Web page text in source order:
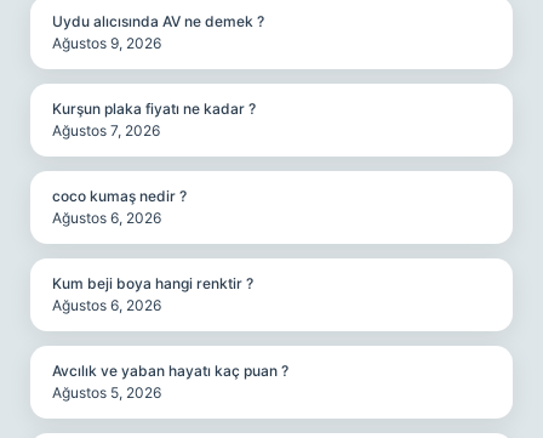
Uydu alıcısında AV ne demek ?
Ağustos 9, 2026
Kurşun plaka fiyatı ne kadar ?
Ağustos 7, 2026
coco kumaş nedir ?
Ağustos 6, 2026
Kum beji boya hangi renktir ?
Ağustos 6, 2026
Avcılık ve yaban hayatı kaç puan ?
Ağustos 5, 2026